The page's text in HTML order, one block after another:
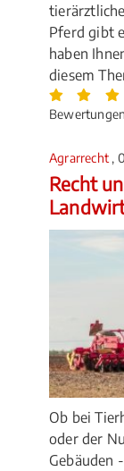
Pferd gibt
haben
diesem
Agrarrecht ,
Recht
Ob bei
oder der
Gebäuden